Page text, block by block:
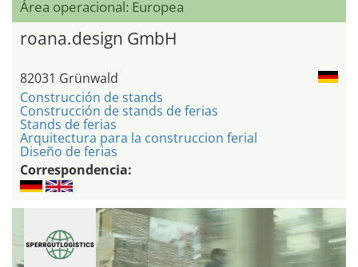
Área operacional: Europea
roana.design GmbH
82031 Grünwald
Construcción de stands
Construcción de stands de ferias
Stands de ferias
Arquitectura para la construccion ferial
Diseño de ferias
Correspondencia: